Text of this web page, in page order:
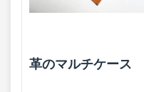
革のマルチケース